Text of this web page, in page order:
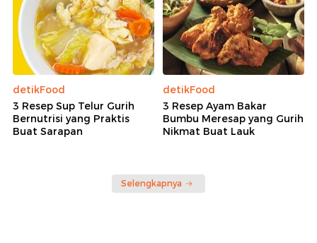
detikFood
3 Resep Sup Telur Gurih
Bernutrisi yang Praktis
Buat Sarapan
detikFood
3 Resep Ayam Bakar
Bumbu Meresap yang Gurih
Nikmat Buat Lauk
Selengkapnya